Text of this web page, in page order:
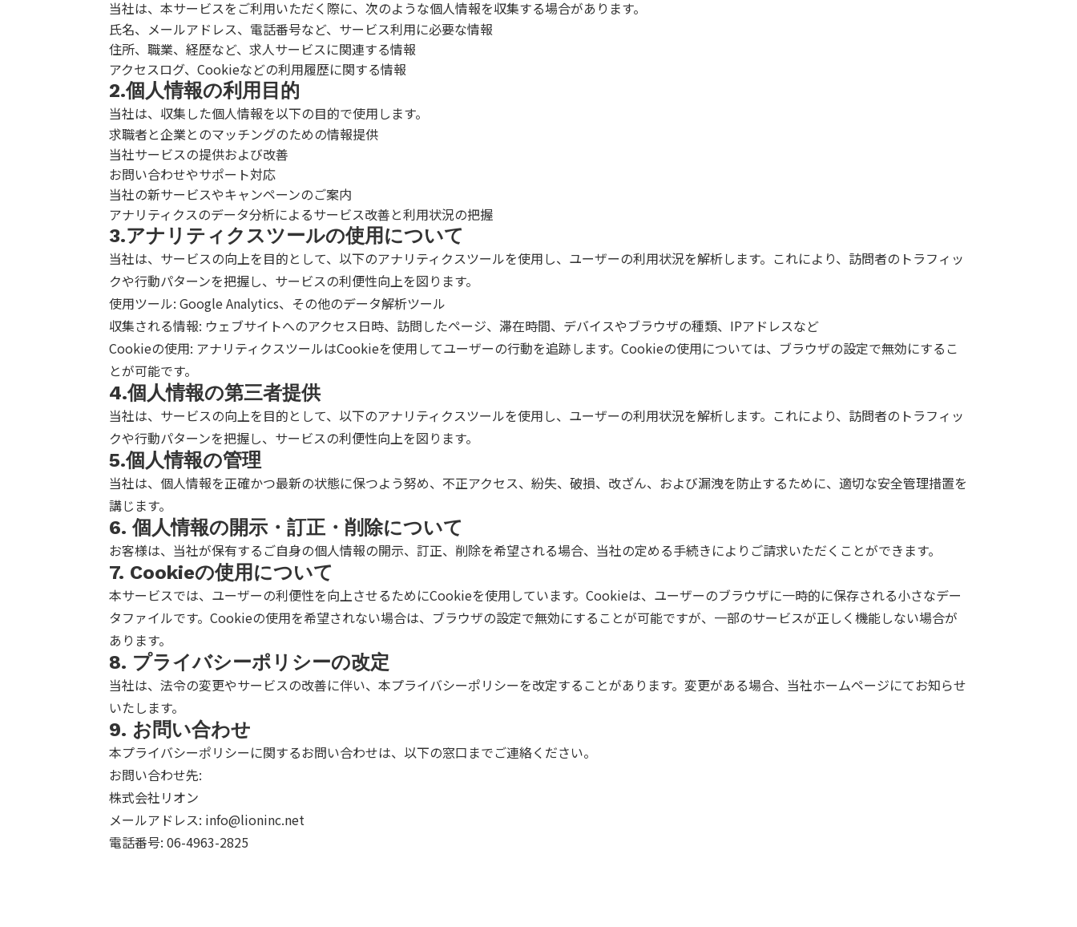
当社は、本サービスをご利用いただく際に、次のような個人情報を収集する場合があります。
氏名、メールアドレス、電話番号など、サービス利用に必要な情報
住所、職業、経歴など、求人サービスに関連する情報
アクセスログ、Cookieなどの利用履歴に関する情報
2.個人情報の利用目的
当社は、収集した個人情報を以下の目的で使用します。
求職者と企業とのマッチングのための情報提供
当社サービスの提供および改善
お問い合わせやサポート対応
当社の新サービスやキャンペーンのご案内
アナリティクスのデータ分析によるサービス改善と利用状況の把握
3.アナリティクスツールの使用について
当社は、サービスの向上を目的として、以下のアナリティクスツールを使用し、ユーザーの利用状況を解析します。これにより、訪問者のトラフィッ
クや行動パターンを把握し、サービスの利便性向上を図ります。
使用ツール: Google Analytics、その他のデータ解析ツール
収集される情報: ウェブサイトへのアクセス日時、訪問したページ、滞在時間、デバイスやブラウザの種類、IPアドレスなど
Cookieの使用: アナリティクスツールはCookieを使用してユーザーの行動を追跡します。Cookieの使用については、ブラウザの設定で無効にするこ
とが可能です。
4.個人情報の第三者提供
当社は、サービスの向上を目的として、以下のアナリティクスツールを使用し、ユーザーの利用状況を解析します。これにより、訪問者のトラフィッ
クや行動パターンを把握し、サービスの利便性向上を図ります。
5.個人情報の管理
当社は、個人情報を正確かつ最新の状態に保つよう努め、不正アクセス、紛失、破損、改ざん、および漏洩を防止するために、適切な安全管理措置を
講じます。
6. 個人情報の開示・訂正・削除について
お客様は、当社が保有するご自身の個人情報の開示、訂正、削除を希望される場合、当社の定める手続きによりご請求いただくことができます。
7. Cookieの使用について
本サービスでは、ユーザーの利便性を向上させるためにCookieを使用しています。Cookieは、ユーザーのブラウザに一時的に保存される小さなデー
タファイルです。Cookieの使用を希望されない場合は、ブラウザの設定で無効にすることが可能ですが、一部のサービスが正しく機能しない場合が
あります。
8. プライバシーポリシーの改定
当社は、法令の変更やサービスの改善に伴い、本プライバシーポリシーを改定することがあります。変更がある場合、当社ホームページにてお知らせ
いたします。
9. お問い合わせ
本プライバシーポリシーに関するお問い合わせは、以下の窓口までご連絡ください。
お問い合わせ先:
株式会社リオン
メールアドレス: info@lioninc.net
電話番号: 06-4963-2825